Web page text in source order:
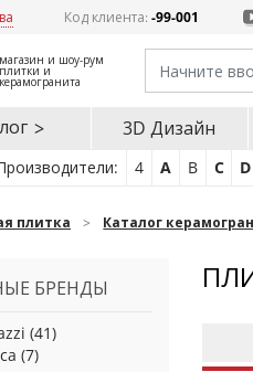
Код клиента:-99-001
магазин и шоу-рум
плитки и
керамогранита
3D Дизайн
4 A B C D
плитка Каталог
БРЕНДЫ
(41)
(7)